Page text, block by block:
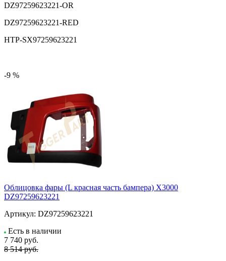
DZ97259623221-OR
DZ97259623221-RED
HTP-SX97259623221
-9 %
Облицовка фары (L красная часть бампера) X3000
DZ97259623221
Артикул: DZ97259623221
Есть в наличии
7 740 руб.
8 514 руб.